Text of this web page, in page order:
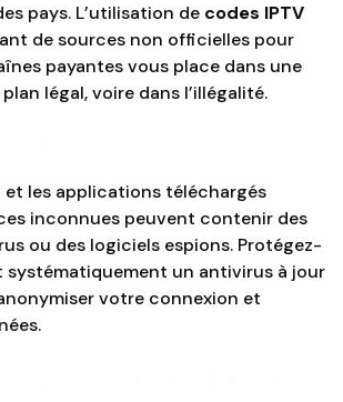
pays. L’utilisation de codes IPTV
de sources non officielles pour
payantes vous place dans une
légal, voire dans l’illégalité.
et les applications téléchargés
inconnues peuvent contenir des
ou des logiciels espions. Protégez-
systématiquement un antivirus à jour
votre connexion et